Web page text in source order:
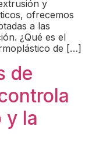
y
ofrecemos
a las
¿Qué es el
de […]
de
y la